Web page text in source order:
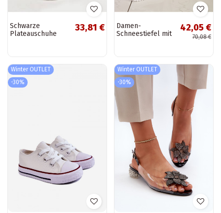
Schwarze
Plateauschuhe
33,81 €
Damen-
Schneestiefel mit
42,05 €
70,08 €
Winter OUTLET
-30%
Winter OUTLET
-30%